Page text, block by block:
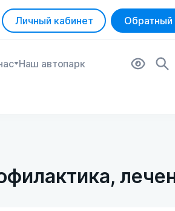
Личный кабинет Обратный
Наш автопарк